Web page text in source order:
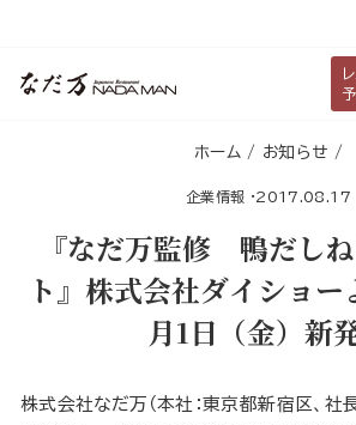
ホーム / お知らせ /
企業情報 ·2017.08.17
『なだ万監修 鴨だし
ト』株式会社ダイショ
月1日（金）新
株式会社なだ万（本社：東京都新宿区、社